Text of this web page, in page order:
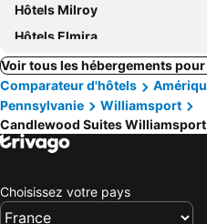
Hôtels Milroy
Hôtels Elmira
Voir tous les hébergements
Comparateur d'hôtels
Pennsylvanie
Williamsport
Candlewood Suites Williamsport
Choisissez votre pays